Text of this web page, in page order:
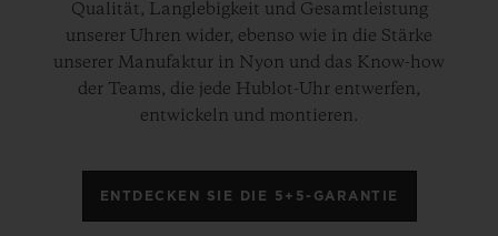
Qualität, Langlebigkeit und Gesamtleistung
unserer Uhren wider, ebenso wie in die Stärke
unserer Manufaktur in Nyon und das Know-how
der Teams, die jede Hublot-Uhr entwerfen,
entwickeln und montieren.
ENTDECKEN SIE DIE 5+5-GARANTIE